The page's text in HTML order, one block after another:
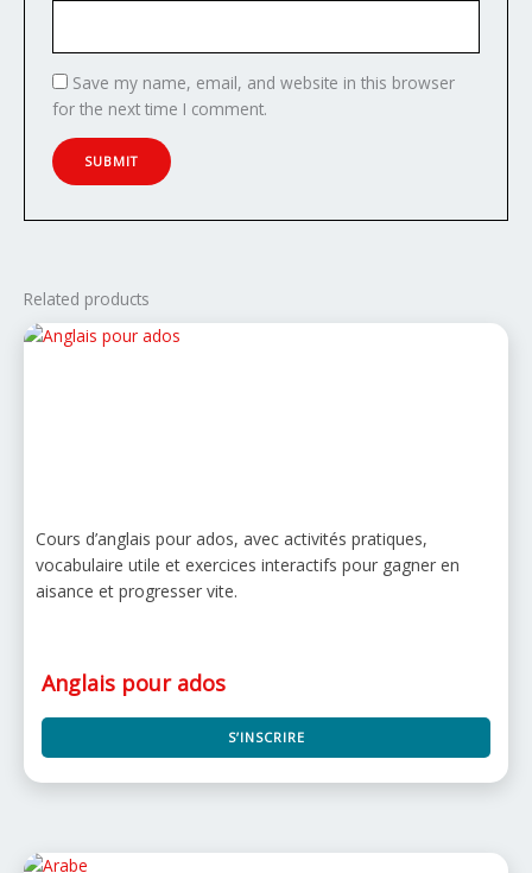
Save my name, email, and website in this browser
for the next time I comment.
Related products
Cours d’anglais pour ados, avec activités pratiques,
vocabulaire utile et exercices interactifs pour gagner en
aisance et progresser vite.
Anglais pour ados
S’INSCRIRE